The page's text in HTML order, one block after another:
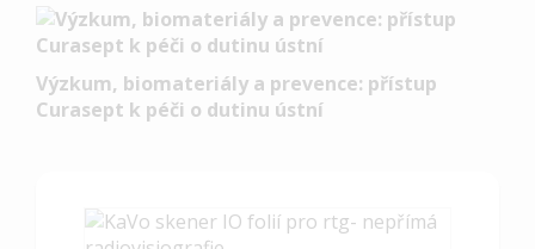
Výzkum, biomateriály a prevence: přístup
Curasept k péči o dutinu ústní